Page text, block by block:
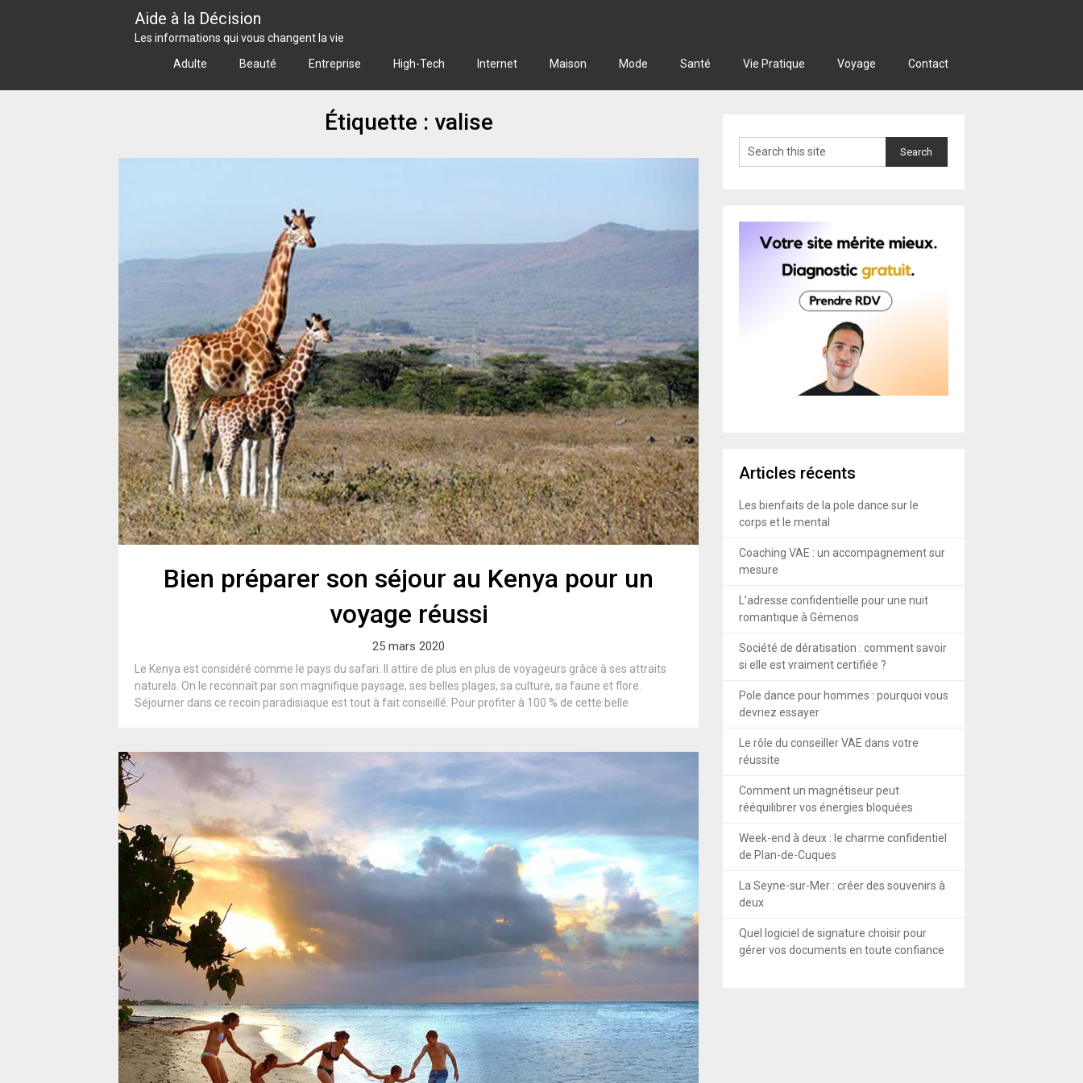
Aide à la Décision
Les informations qui vous changent la vie
Adulte
Beauté Entreprise High-Tech Internet Maison Mode Santé Vie Pratique Voyage Contact
Étiquette : valise
Bien préparer son séjour au Kenya pour un
voyage réussi
25 mars 2020
Le Kenya est considéré comme le pays du safari. Il attire de plus en plus de voyageurs grâce à ses attraits
naturels. On le reconnaît par son magnifique paysage, ses belles plages, sa culture, sa faune et flore.
Séjourner dans ce recoin paradisiaque est tout à fait conseillé. Pour profiter à 100 % de cette belle
Articles récents
Les bienfaits de la pole dance sur le
corps et le mental
Coaching VAE : un accompagnement sur
mesure
L’adresse confidentielle pour une nuit
romantique à Gémenos
Société de dératisation : comment savoir
si elle est vraiment certifiée ?
Pole dance pour hommes : pourquoi vous
devriez essayer
Le rôle du conseiller VAE dans votre
réussite
Comment un magnétiseur peut
rééquilibrer vos énergies bloquées
Week-end à deux : le charme confidentiel
de Plan-de-Cuques
La Seyne-sur-Mer : créer des souvenirs à
deux
Quel logiciel de signature choisir pour
gérer vos documents en toute confiance